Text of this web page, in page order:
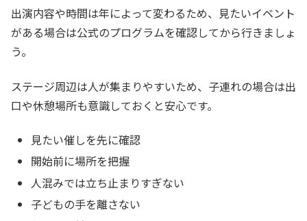
出演内容や時間は年によって変わるため、見たいイベント
がある場合は公式のプログラムを確認してから行きましょ
う。
ステージ周辺は人が集まりやすいため、子連れの場合は出
口や休憩場所も意識しておくと安心です。
見たい催しを先に確認
開始前に場所を把握
人混みでは立ち止まりすぎない
子どもの手を離さない